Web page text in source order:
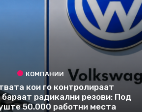
КОМПАНИИ
кои го контролираат
бараат радикални резови: Под
50.000 работни места